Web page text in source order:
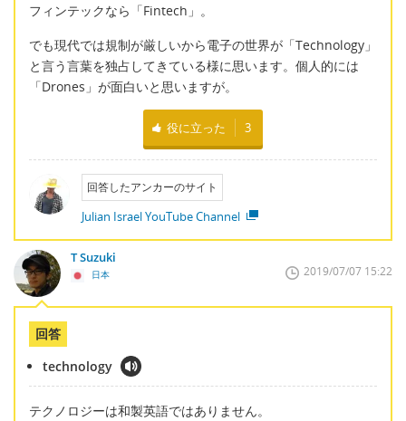
フィンテックなら「Fintech」。
でも現代では規制が厳しいから電子の世界が「Technology」
と言う言葉を独占してきている様に思います。個人的には
「Drones」が面白いと思いますが。
役に立った 3
回答したアンカーのサイト
Julian Israel YouTube Channel
T Suzuki
日本 2019/07/07 15:22
回答
technology
テクノロジーは和製英語ではありません。